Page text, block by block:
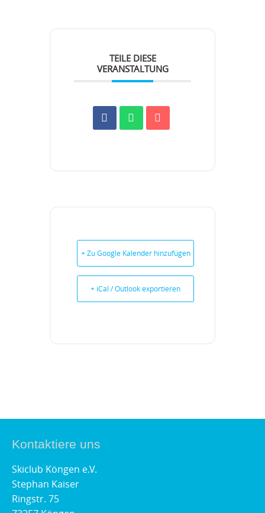
TEILE DIESE
VERANSTALTUNG
+ Zu Google Kalender hinzufügen
+ iCal / Outlook exportieren
Kontaktiere uns
Skiclub Köngen e.V.
Stephan Kaiser
Ringstr. 75